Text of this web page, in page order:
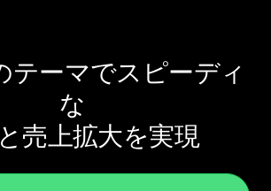
テーマでスピーディ
な
売上拡大を実現